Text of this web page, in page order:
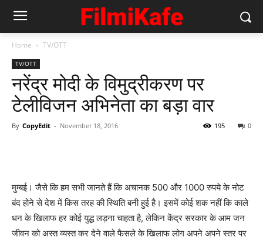
Home TV/OTT
TV/OTT
नरेंद्र मोदी के विमुद्रीकरण पर
टेलीविजन अभिनेता का बड़ा वार
By CopyEdit - November 18, 2016 0
195
मुम्बई। जैसे कि हम सभी जानते हैं कि अचानक 500 और 1000 रुपये के नोट
बंद होने से देश में किस तरह की स्‍थिति बनी हुई है। इसमें कोई शक नहीं कि काले
धन के खिलाफ हर कोई युद्ध लड़ना चाहता है, लेकिन केंद्र सरकार के आम जन
जीवन को अस्‍त व्‍यस्‍त कर देने वाले फैसले के खिलाफ लोग अपने अपने स्‍तर पर